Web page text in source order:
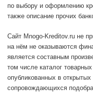
по выбору и оформлению
также описание прочих
Сайт Mnogo-Kreditov.ru не
на нём не оказываются
является составным
том числе каталог
опубликованных в
сопровождающихся